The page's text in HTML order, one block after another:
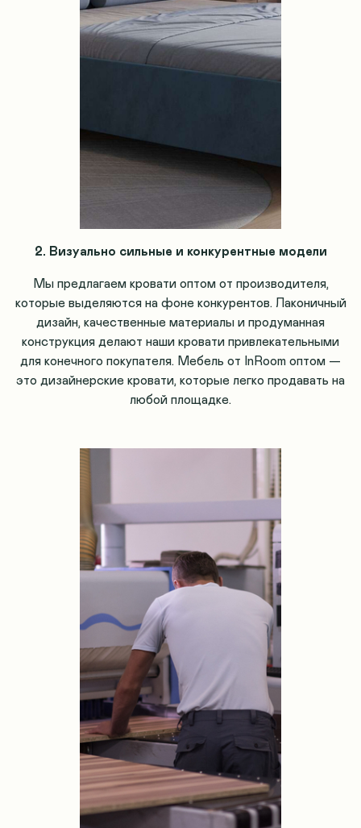
2. Визуально сильные и конкурентные модели
Мы предлагаем кровати оптом от производителя,
которые выделяются на фоне конкурентов. Лаконичный
дизайн, качественные материалы и продуманная
конструкция делают наши кровати привлекательными
для конечного покупателя. Мебель от InRoom оптом —
это дизайнерские кровати, которые легко продавать на
любой площадке.